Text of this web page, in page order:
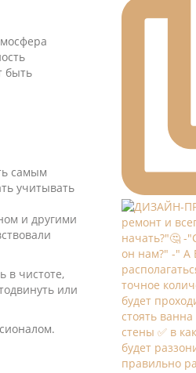
быть
самым
учитывать
и другими
в чистоте,
или